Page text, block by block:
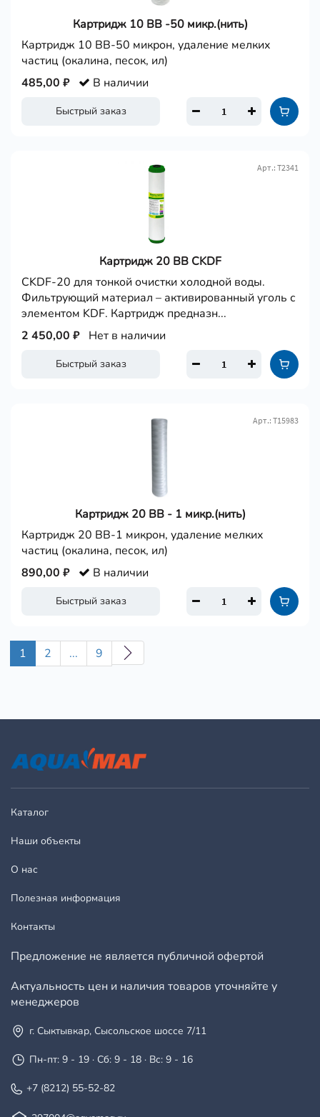
Картридж 10 ВВ -50 микр.(нить)
Картридж 10 ВВ-50 микрон, удаление мелких
частиц (окалина, песок, ил)
Быстрый заказ
485,00 ₽ В наличии
Картридж 20 ВВ CKDF
Арт.: Т2341
CKDF-20 для тонкой очистки холодной воды.
Фильтрующий материал – активированный уголь с
элементом KDF. Картридж предназн...
Быстрый заказ
2 450,00 ₽ Нет в наличии
Картридж 20 ВВ - 1 микр.(нить)
Арт.: Т15983
Картридж 20 ВВ-1 микрон, удаление мелких
частиц (окалина, песок, ил)
Быстрый заказ
890,00 ₽ В наличии
1 2 ... 9
Каталог
Наши объекты
О нас
Полезная информация
Контакты
Предложение не является публичной офертой
Актуальность цен и наличия товаров уточняйте у
менеджеров
г. Сыктывкар, Сысольское шоссе 7/11
Пн-пт: 9 - 19 · Сб: 9 - 18 · Вс: 9 - 16
+7 (8212) 55-52-82